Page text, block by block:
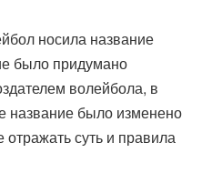
носила название
было придумано
волейбола, в
название было изменено
суть и правила